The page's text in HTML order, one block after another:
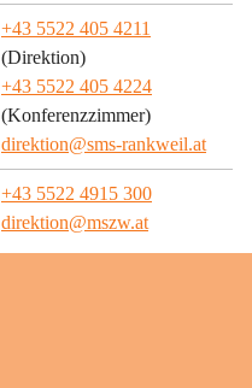
+43 5522 405 4211
(Direktion)
+43 5522 405 4224
(Konferenzzimmer)
direktion@sms-rankweil.at
+43 5522 4915 300
direktion@mszw.at